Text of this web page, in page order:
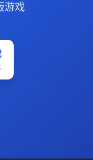
游戏